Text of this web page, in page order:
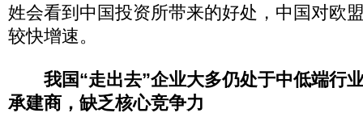
姓会看到中国投资所带来的好处，中国对欧
较快增速。
我国“走出去”企业大多仍处于中低端行
承建商，缺乏核心竞争力